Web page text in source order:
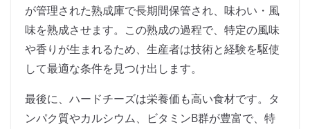
が管理された熟成庫で長期間保管され、味わい・風
味を熟成させます。この熟成の過程で、特定の風味
や香りが生まれるため、生産者は技術と経験を駆使
して最適な条件を見つけ出します。
最後に、ハードチーズは栄養価も高い食材です。タ
ンパク質やカルシウム、ビタミンB群が豊富で、特